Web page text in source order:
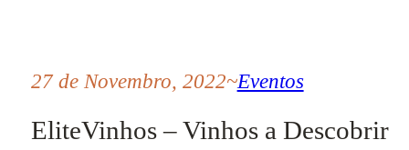
27 de Novembro, 2022~Eventos
EliteVinhos – Vinhos a Descobrir